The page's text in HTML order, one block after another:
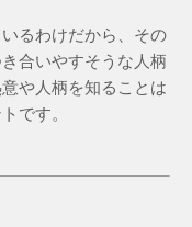
るわけだから、その
合いやすそうな人柄
や人柄を知ることは
です。